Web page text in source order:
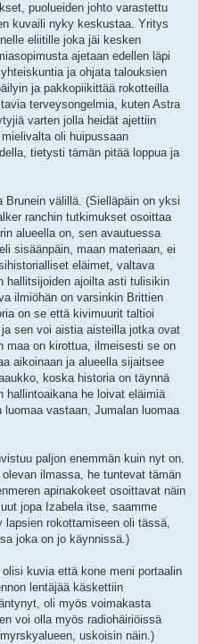
puolueiden johto varastettu
kuvaili nyky keskustaa. Yritys
eliitille joka jäi kesken
ajetaan edellen läpi
ja ohjata talouksien
ja pakkopiikittää rokotteilla
terveysongelmia, kuten Astra
varten jolla heidät ajettiin
oli huipussaan
tietysti tämän pitää loppua ja
Brunein välillä. (Sielläpäin on yksi
ranchin tutkimukset osoittaa
alueella on, sen avautuessa
sisäänpäin, maan materiaan, ei
eläimet, valtava
hallitsijoiden ajoilta asti tulisikin
ilmiöhän on varsinkin Brittien
on se että kivimuurit taltioi
sen voi aistia aisteilla jotka ovat
maa on kirottua, ilmeisesti se on
aikoinaan ja alueella sijaitsee
koska historia on täynnä
hallintoaikana he loivat eläimiä
vastaan, Jumalan luomaa
paljon enemmän kuin nyt on.
ilmassa, he tuntevat tämän
apinakokeet osoittavat näin
jopa Izabela itse, saamme
rokottamiseen oli tässä,
joka on jo käynnissä.)
kuvia että kone meni portaalin
lentäjää käskettiin
oli myös voimakasta
voi olla myös radiohäiriöissä
uskoisin näin.)